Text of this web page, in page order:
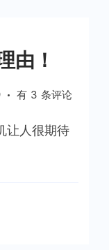
由！
购
魅
有 3 条评论
让人很期待